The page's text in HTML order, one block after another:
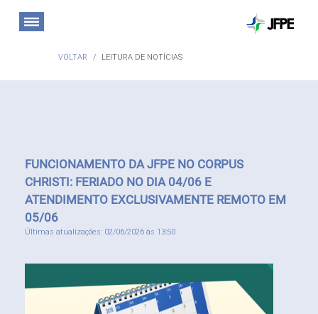
VOLTAR LEITURA DE NOTÍCIAS
FUNCIONAMENTO DA JFPE NO CORPUS
CHRISTI: FERIADO NO DIA 04/06 E
ATENDIMENTO EXCLUSIVAMENTE REMOTO EM
05/06
Últimas atualizações: 02/06/2026 às 13:50